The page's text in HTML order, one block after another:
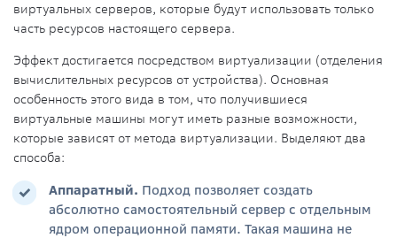
виртуальных серверов, которые будут использовать только
часть ресурсов настоящего сервера.
Эффект достигается посредством виртуализации (отделения
вычислительных ресурсов от устройства). Основная
особенность этого вида в том, что получившиеся
виртуальные машины могут иметь разные возможности,
которые зависят от метода виртуализации. Выделяют два
способа:
Аппаратный. Подход позволяет создать
абсолютно самостоятельный сервер с отдельным
ядром операционной памяти. Такая машина не